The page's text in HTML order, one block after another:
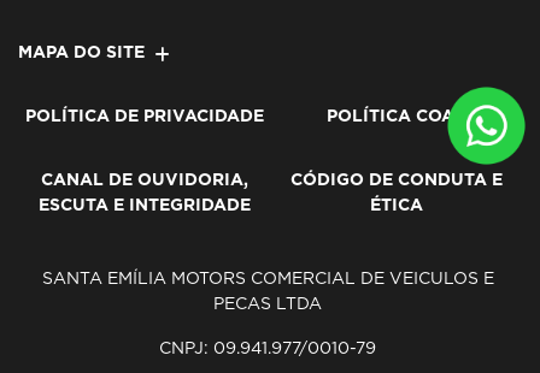
MAPA DO SITE
POLÍTICA DE PRIVACIDADE POLÍTICA COAF
CANAL DE OUVIDORIA,
ESCUTA E INTEGRIDADE
CÓDIGO DE CONDUTA E
ÉTICA
SANTA EMÍLIA MOTORS COMERCIAL DE VEICULOS E
PECAS LTDA
CNPJ: 09.941.977/0010-79